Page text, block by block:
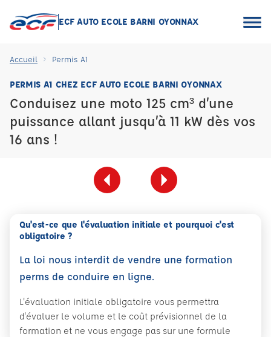
ECF AUTO ECOLE BARNI OYONNAX
Accueil Permis A1
PERMIS A1 CHEZ ECF AUTO ECOLE BARNI OYONNAX
Conduisez une moto 125 cm³ d’une
puissance allant jusqu’à 11 kW dès vos
16 ans !
Qu'est-ce que l'évaluation initiale et pourquoi c'est
obligatoire ?
La loi nous interdit de vendre une formation
perms de conduire en ligne.
L'évaluation initiale obligatoire vous permettra
d'évaluer le volume et le coût prévisionnel de la
formation et ne vous engage pas sur une formule